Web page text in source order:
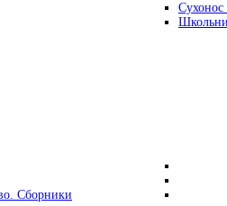
Сборники